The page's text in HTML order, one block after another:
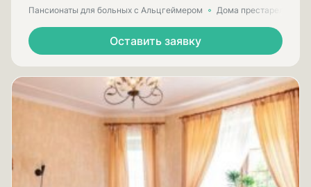
Пансионаты для больных с Альцгеймером Дома престарелых
Оставить заявку